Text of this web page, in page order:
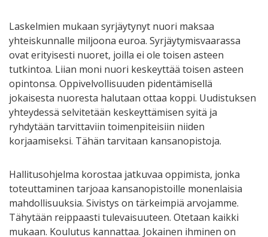
Laskelmien mukaan syrjäytynyt nuori maksaa
yhteiskunnalle miljoona euroa. Syrjäytymisvaarassa
ovat erityisesti nuoret, joilla ei ole toisen asteen
tutkintoa. Liian moni nuori keskeyttää toisen asteen
opintonsa. Oppivelvollisuuden pidentämisellä
jokaisesta nuoresta halutaan ottaa koppi. Uudistuksen
yhteydessä selvitetään keskeyttämisen syitä ja
ryhdytään tarvittaviin toimenpiteisiin niiden
korjaamiseksi. Tähän tarvitaan kansanopistoja.
Hallitusohjelma korostaa jatkuvaa oppimista, jonka
toteuttaminen tarjoaa kansanopistoille monenlaisia
mahdollisuuksia. Sivistys on tärkeimpiä arvojamme.
Tähytään reippaasti tulevaisuuteen. Otetaan kaikki
mukaan. Koulutus kannattaa. Jokainen ihminen on